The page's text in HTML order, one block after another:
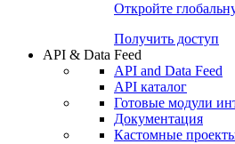
Откройте
Получить доступ
API & Data Feed
API and Data Feed
API каталог
Готовые модули
Документация
Кастомные